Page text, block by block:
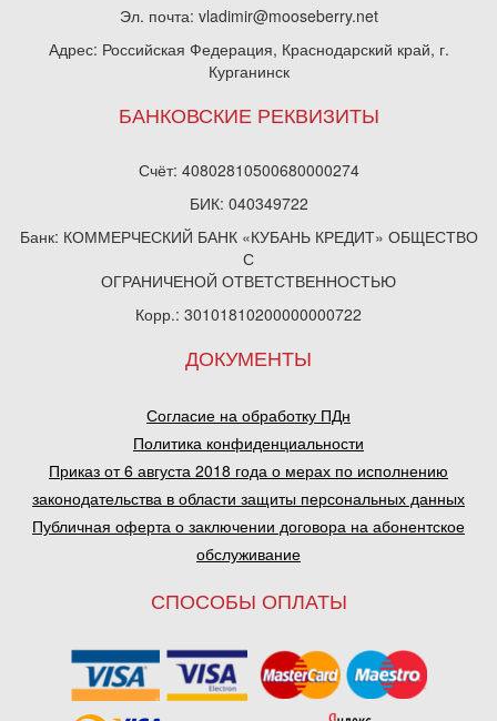
Эл. почта: vladimir@mooseberry.net
Адрес: Российская Федерация, Краснодарский край, г.
Курганинск
БАНКОВСКИЕ РЕКВИЗИТЫ
Счёт: 40802810500680000274
БИК: 040349722
Банк: КОММЕРЧЕСКИЙ БАНК «КУБАНЬ КРЕДИТ» ОБЩЕСТВО
С
ОГРАНИЧЕНОЙ ОТВЕТСТВЕННОСТЬЮ
Корр.: 30101810200000000722
ДОКУМЕНТЫ
Согласие на обработку ПДн
Политика конфиденциальности
Приказ от 6 августа 2018 года о мерах по исполнению
законодательства в области защиты персональных данных
Публичная оферта о заключении договора на абонентское
обслуживание
СПОСОБЫ ОПЛАТЫ